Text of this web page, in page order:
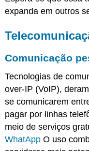
expanda em outros
Comunicação
Tecnologias de
over-IP (VoIP),
se comunicarem
pagar por linhas
meio de serviços
WhatApp O uso